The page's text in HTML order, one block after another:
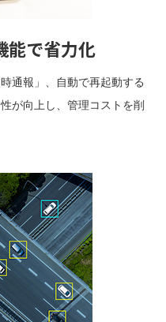
能で省力化
通報」、自動で再起動する
が向上し、管理コストを削